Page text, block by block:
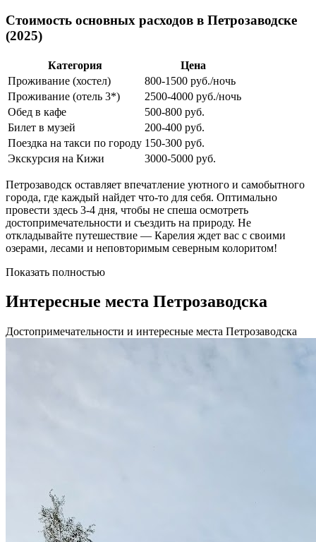
Стоимость основных расходов в Петрозаводске
(2025)
Категория
Цена
Проживание (хостел)
800-1500 руб./ночь
Проживание (отель 3*)
2500-4000 руб./ночь
Обед в кафе
500-800 руб.
Билет в музей
200-400 руб.
Поездка на такси по городу 150-300 руб.
Экскурсия на Кижи
3000-5000 руб.
Петрозаводск оставляет впечатление уютного и самобытного
города, где каждый найдет что-то для себя. Оптимально
провести здесь 3-4 дня, чтобы не спеша осмотреть
достопримечательности и съездить на природу. Не
откладывайте путешествие — Карелия ждет вас с своими
озерами, лесами и неповторимым северным колоритом!
Показать полностью
Интересные места Петрозаводска
Достопримечательности и интересные места Петрозаводска